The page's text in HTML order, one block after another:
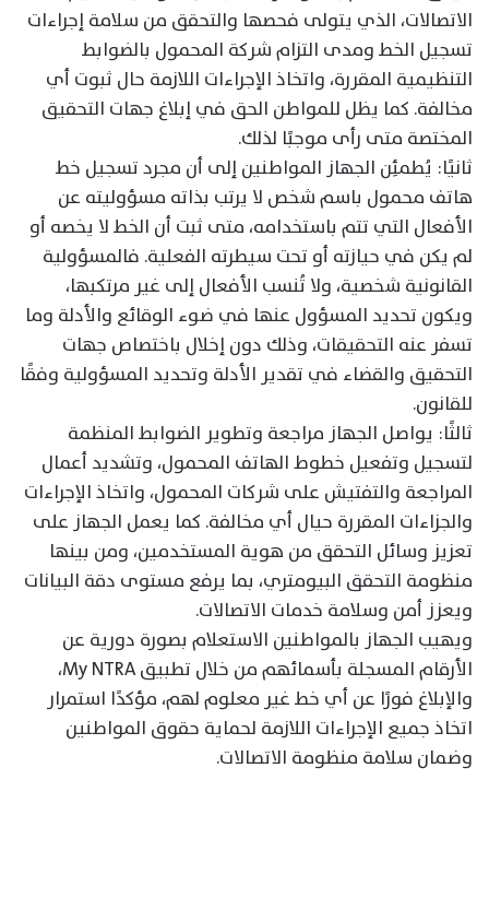
الاتصالات، الذي يتولى فحصها والتحقق من سلامة إجراءات
تسجيل الخط ومدى التزام شركة المحمول بالضوابط
التنظيمية المقررة، واتخاذ الإجراءات اللازمة حال ثبوت أي
مخالفة. كما يظل للمواطن الحق في إبلاغ جهات التحقيق
المختصة متى رأى موجبًا لذلك.
ثانيًا: يُطمئِن الجهاز المواطنين إلى أن مجرد تسجيل خط
هاتف محمول باسم شخص لا يرتب بذاته مسؤوليته عن
الأفعال التي تتم باستخدامه، متى ثبت أن الخط لا يخصه أو
لم يكن في حيازته أو تحت سيطرته الفعلية. فالمسؤولية
القانونية شخصية، ولا تُنسب الأفعال إلى غير مرتكبها،
ويكون تحديد المسؤول عنها في ضوء الوقائع والأدلة وما
تسفر عنه التحقيقات، وذلك دون إخلال باختصاص جهات
التحقيق والقضاء في تقدير الأدلة وتحديد المسؤولية وفقًا
للقانون.
ثالثًا: يواصل الجهاز مراجعة وتطوير الضوابط المنظمة
لتسجيل وتفعيل خطوط الهاتف المحمول، وتشديد أعمال
المراجعة والتفتيش على شركات المحمول، واتخاذ الإجراءات
والجزاءات المقررة حيال أي مخالفة. كما يعمل الجهاز على
تعزيز وسائل التحقق من هوية المستخدمين، ومن بينها
منظومة التحقق البيومتري، بما يرفع مستوى دقة البيانات
ويعزز أمن وسلامة خدمات الاتصالات.
ويهيب الجهاز بالمواطنين الاستعلام بصورة دورية عن
الأرقام المسجلة بأسمائهم من خلال تطبيق My NTRA،
والإبلاغ فورًا عن أي خط غير معلوم لهم، مؤكدًا استمرار
اتخاذ جميع الإجراءات اللازمة لحماية حقوق المواطنين
وضمان سلامة منظومة الاتصالات.